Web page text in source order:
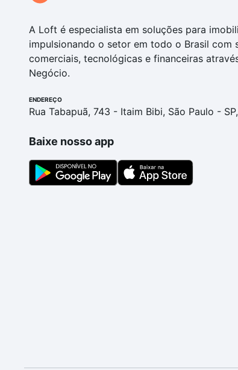
A Loft é especialista em soluções para
impulsionando o setor em todo o Brasil com
comerciais, tecnológicas e financeiras
Negócio.
ENDEREÇO
Rua Tabapuã, 743 - Itaim Bibi, São Paulo -
Baixe nosso app